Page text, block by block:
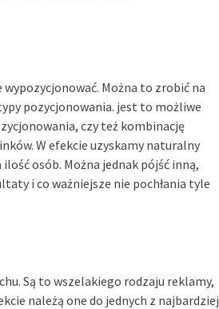
wypozycjonować. Można to zrobić na
pozycjonowania. jest to możliwe
czy też kombinację
W efekcie uzyskamy naturalny
osób. Można jednak pójść inną,
i co ważniejsze nie pochłania tyle
Są to wszelakiego rodzaju reklamy,
należą one do jednych z najbardziej